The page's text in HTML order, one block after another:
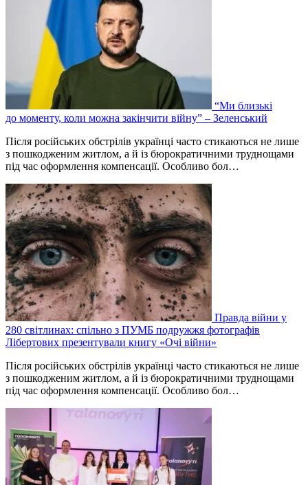
“Ми близькі
до моменту, коли можна закінчити війну” – Зеленський
Після російських обстрілів українці часто стикаються не лише
з пошкодженим житлом, а й із бюрократичними труднощами
під час оформлення компенсації. Особливо бол…
Правда війни у
280 світлинах: спільно з ПУМБ подружжя фотографів
Лібертових презентували книгу «Очі війни»
Після російських обстрілів українці часто стикаються не лише
з пошкодженим житлом, а й із бюрократичними труднощами
під час оформлення компенсації. Особливо бол…